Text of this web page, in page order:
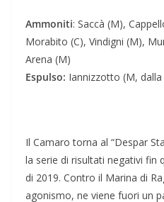
Ammoniti: Saccà (M),
Morabito (C), Vindigni (M),
Arena (M)
Espulso: Iannizzotto (M, dalla
Il Camaro torna al “Despar
la serie di risultati negativi fin
di 2019. Contro il Marina di
agonismo, ne viene fuori un